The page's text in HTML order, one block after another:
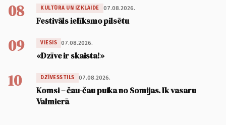
08 KULTŪRA UN IZKLAIDE 07.08.2026.
Festivāls ielīksmo pilsētu
09 VIESIS 07.08.2026.
«Dzīve ir skaista!»
10 DZĪVESSTILS 07.08.2026.
Komsi – čau-čau puika no Somijas. Ik vasaru
Valmierā